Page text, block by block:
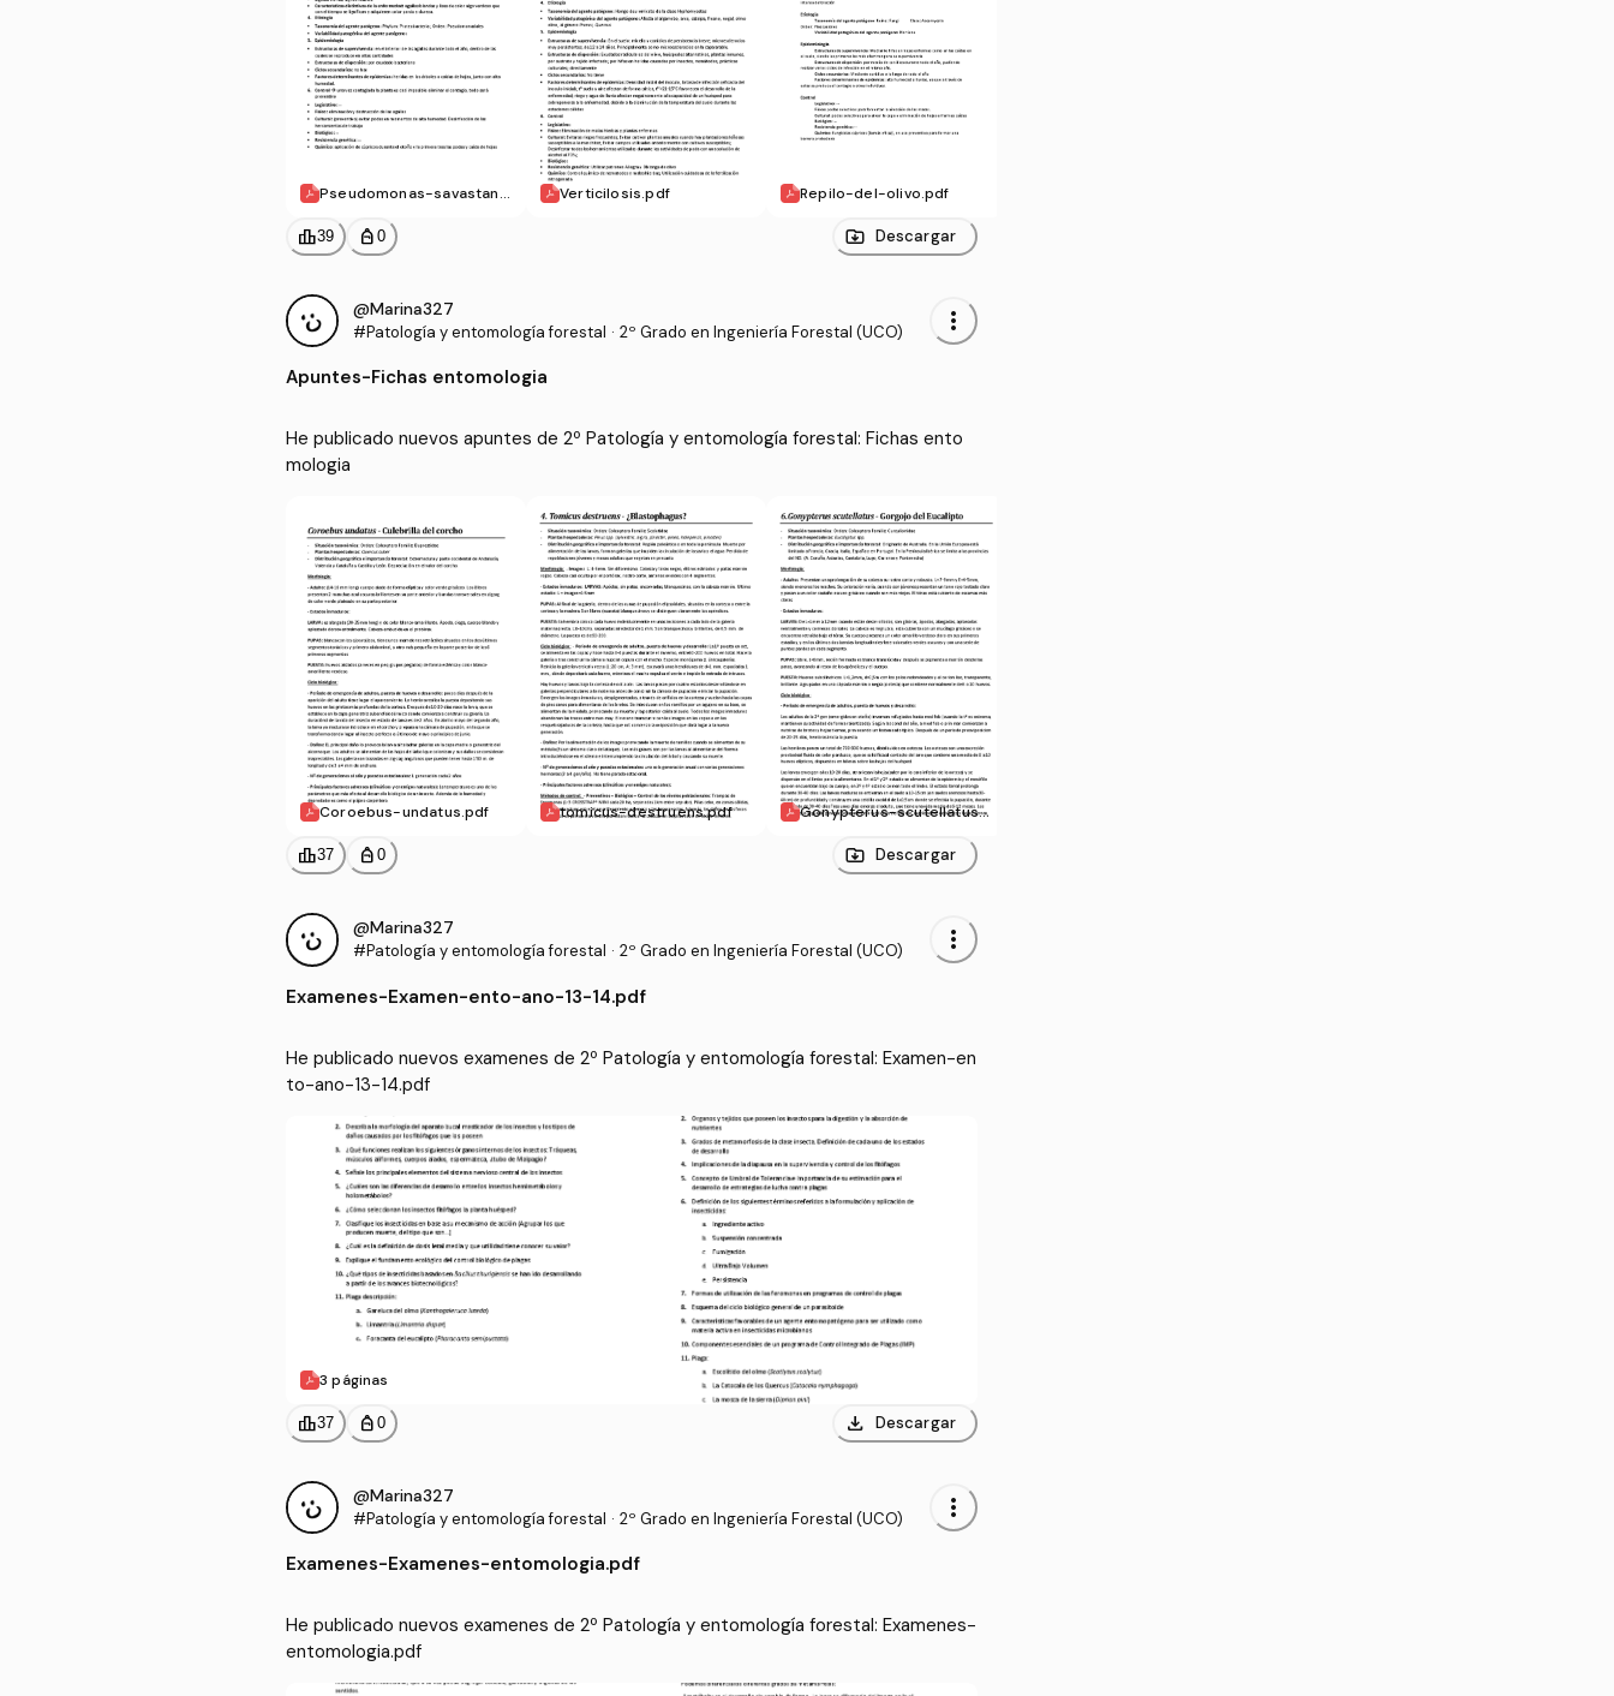
Pseudomonas-savastano
Verticilosis.pdf Repilo-del-olivo.pdf
leaderboard39 personal_bag 0 Descargar
@Marina327
#Patología y entomología forestal · 2º Grado en Ingeniería Forestal (UCO) more_vert
Apuntes-Fichas entomologia
He publicado nuevos apuntes de 2º Patología y entomología forestal: Fichas ento
mologia
Coroebus-undatus.pdf tomicus-destruens.pdf
Gonypterus-scutellatus.
leaderboard37 personal_bag 0 Descargar
@Marina327
#Patología y entomología forestal · 2º Grado en Ingeniería Forestal (UCO) more_vert
Examenes-Examen-ento-ano-13-14.pdf
He publicado nuevos examenes de 2º Patología y entomología forestal: Examen-en
to-ano-13-14.pdf
3 páginas
leaderboard37 personal_bag 0 download Descargar
@Marina327
#Patología y entomología forestal · 2º Grado en Ingeniería Forestal (UCO) more_vert
Examenes-Examenes-entomologia.pdf
He publicado nuevos examenes de 2º Patología y entomología forestal: Examenes-
entomologia.pdf